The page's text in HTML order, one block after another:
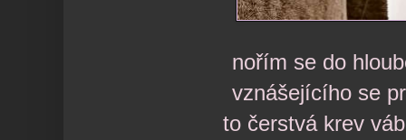
nořím se do
vznášejícího se
to čerstvá krev